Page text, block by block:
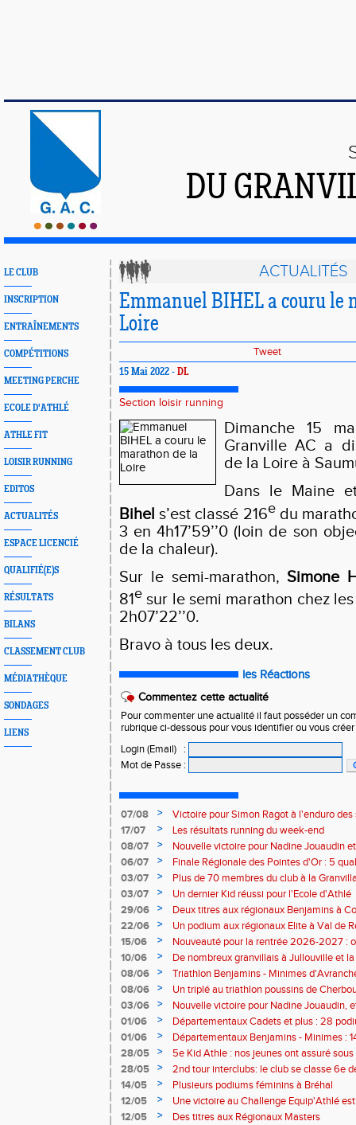
DU
LE CLUB
INSCRIPTION
ENTRAÎNEMENTS
COMPÉTITIONS
MEETING PERCHE
ECOLE D'ATHLÉ
ATHLE FIT
LOISIR RUNNING
EDITOS
ACTUALITÉS
ESPACE LICENCIÉ
QUALIFIÉ(E)S
RÉSULTATS
BILANS
CLASSEMENT CLUB
MÉDIATHÈQUE
SONDAGES
LIENS
ACTUALITÉS
Emmanuel BIHEL a couru le
Loire
Tweet
15 Mai 2022 - DL
Section loisir running
Dimanche 15
Granville AC a
de la Loire à
Dans le Maine
Bihel s’est classé 216edu
3 en 4h17’59’’0 (loin de son
de la chaleur).
Sur le semi-marathon,Simone
81e sur le semi marathon chez
2h07’22’’0.
Bravo à tous les deux.
les Réactions
Commentez cette actualité
Pour commenter une actualité il faut posséder un
rubrique ci-dessous pour vous identifier ou vous
Login (Email)
:
Mot de Passe :
07/08 >
Victoire pour Simon Ragot à l'enduro des
17/07
>
Les résultats running du week-end
08/07
>
Nouvelle victoire pour Nadine Jouaudin
06/07
>
Finale Régionale des Pointes d'Or : 5
03/07
>
Plus de 70 membres du club à la
03/07
>
Un dernier Kid réussi pour l'Ecole d'Athlé
29/06
>
Deux titres aux régionaux Benjamins à
22/06
>
Un podium aux régionaux Elite à Val de
15/06
>
Nouveauté pour la rentrée 2026-2027 :
Baby Athlé
10/06 >
De nombreux granvillais à Jullouville et
Jouaudin et Marius Delchard
08/06 >
Triathlon Benjamins - Minimes
victoire
08/06 >
Un triplé au triathlon poussins de
03/06
>
Nouvelle victoire pour Nadine Jouaudin,
granvillais à Saint-Loup
01/06 >
Départementaux Cadets et plus : 28
01/06
>
Départementaux Benjamins - Minimes :
28/05
>
5e Kid Athle : nos jeunes ont assuré
28/05
>
2nd tour interclubs: le club se classe 6e
14/05
>
Plusieurs podiums féminins à Bréhal
12/05
>
Une victoire au Challenge Equip'Athlé
12/05
> Des titres aux Régionaux Masters